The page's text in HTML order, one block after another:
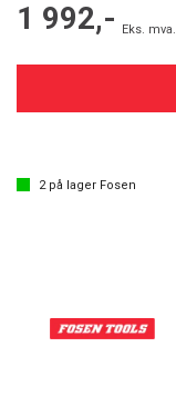
1 992,- Eks. mva.
2på lager Fosen